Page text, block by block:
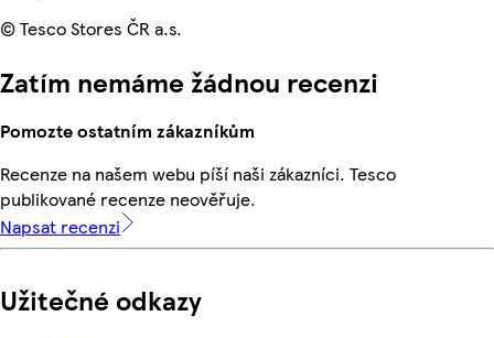
© Tesco Stores ČR a.s.
Zatím nemáme žádnou recenzi
Pomozte ostatním zákazníkům
Recenze na našem webu píší naši zákazníci. Tesco
publikované recenze neověřuje.
Napsat recenzi
Užitečné odkazy